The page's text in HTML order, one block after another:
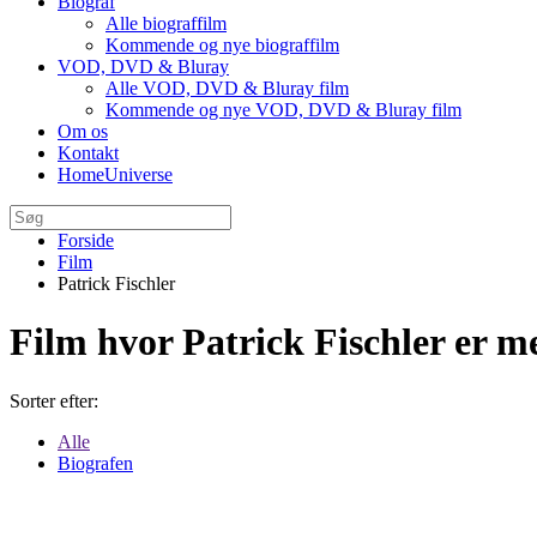
Alle biograffilm
Kommende og nye biograffilm
VOD, DVD & Bluray
Alle VOD, DVD & Bluray film
Kommende og nye VOD, DVD & Bluray film
Om os
Kontakt
HomeUniverse
Forside
Film
Patrick Fischler
Film hvor Patrick Fischler er
Sorter efter:
Alle
Biografen